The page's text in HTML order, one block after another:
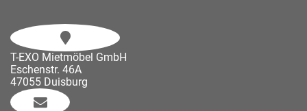
T-EXO Mietmöbel GmbH
Eschenstr. 46A
47055 Duisburg